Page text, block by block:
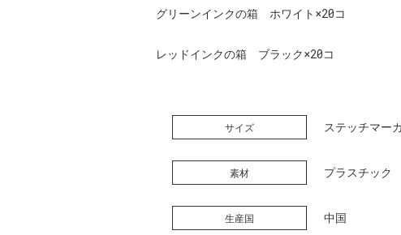
グリーンインクの箱 ホワイト×20コ
レッドインクの箱 ブラック×20コ
サイズ ステッチマー
素材 プラスチック
生産国 中国